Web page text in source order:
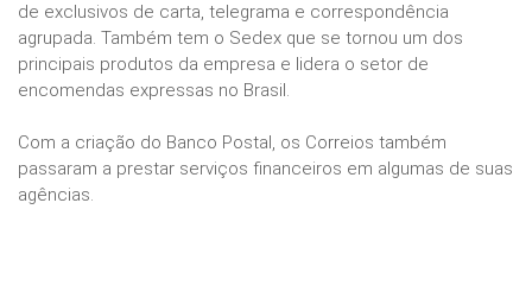
de exclusivos de carta, telegrama e correspondência
agrupada. Também tem o Sedex que se tornou um dos
principais produtos da empresa e lidera o setor de
encomendas expressas no Brasil.
Com a criação do Banco Postal, os Correios também
passaram a prestar serviços financeiros em algumas de suas
agências.